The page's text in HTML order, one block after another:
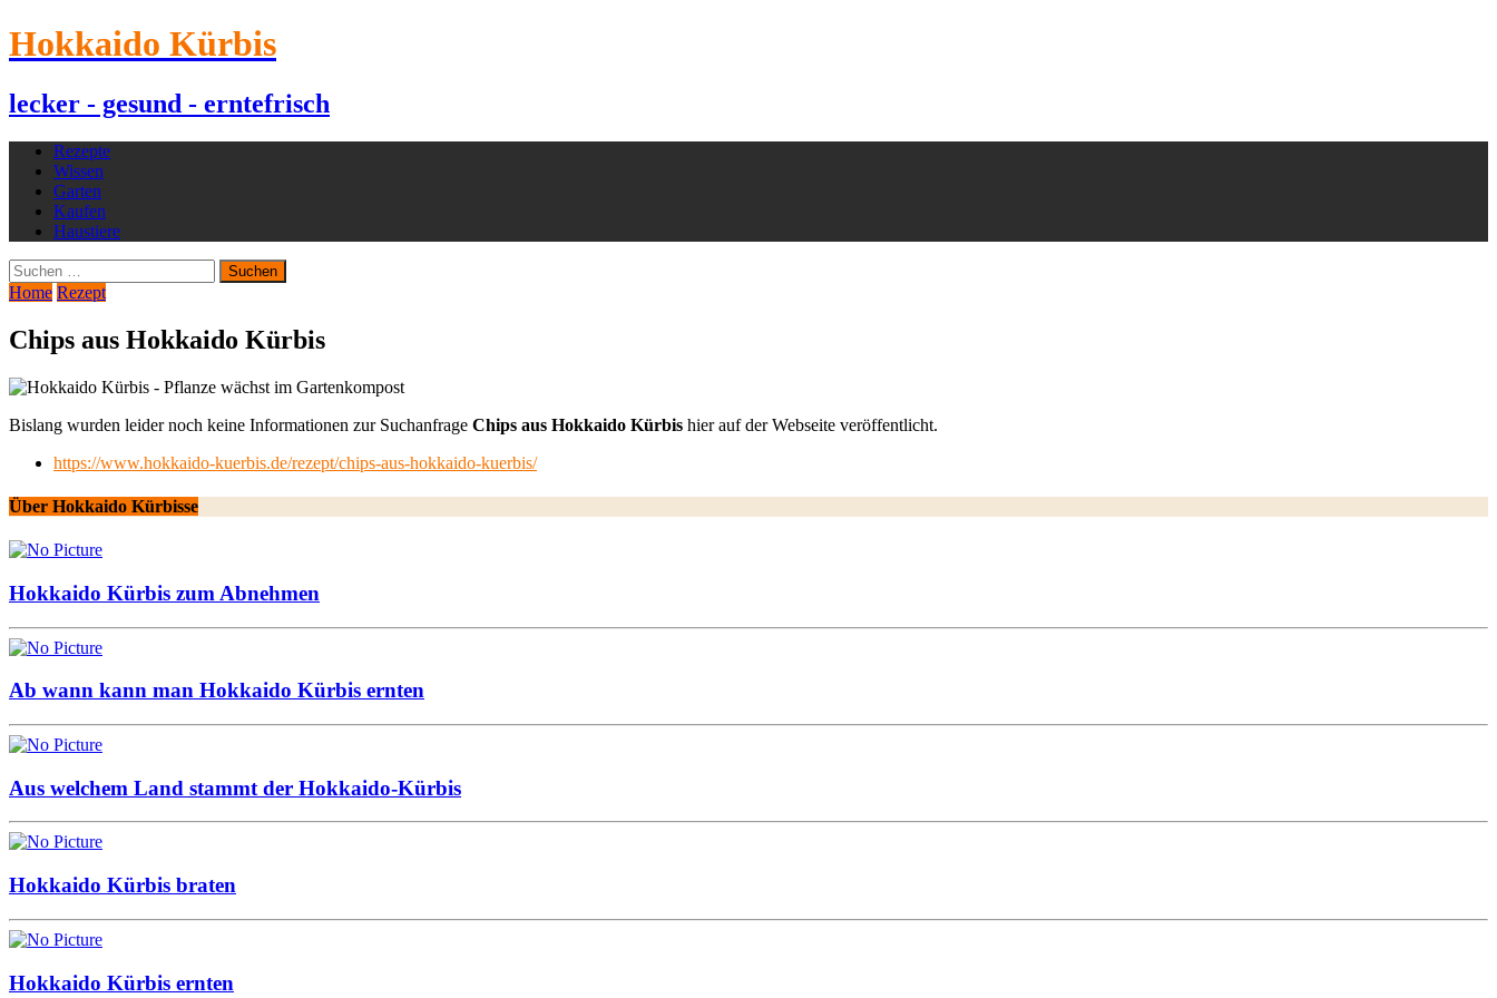
Hokkaido Kürbis
lecker - gesund - erntefrisch
Rezepte
Wissen
Garten
Kaufen
Haustiere
Suchen
nach:
Home Rezept
Chips aus Hokkaido Kürbis
Bislang wurden leider noch keine Informationen zur Suchanfrage Chips aus Hokkaido Kürbis hier auf der Webseite veröffentlicht.
https://www.hokkaido-kuerbis.de/rezept/chips-aus-hokkaido-kuerbis/
Über Hokkaido Kürbisse
Hokkaido Kürbis zum Abnehmen
Ab wann kann man Hokkaido Kürbis ernten
Aus welchem Land stammt der Hokkaido-Kürbis
Hokkaido Kürbis braten
Hokkaido Kürbis ernten